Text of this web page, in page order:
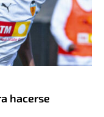
hacerse